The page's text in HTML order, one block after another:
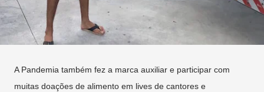
A Pandemia também fez a marca auxiliar e participar com
muitas doações de alimento em lives de cantores e